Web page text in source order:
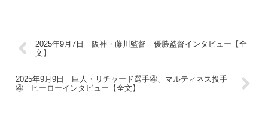
2025年9月7日 阪神・藤川監督 優勝監督インタビュー【全
文】
2025年9月9日 巨人・リチャード選手④、マルティネス投手
④ ヒーローインタビュー【全文】